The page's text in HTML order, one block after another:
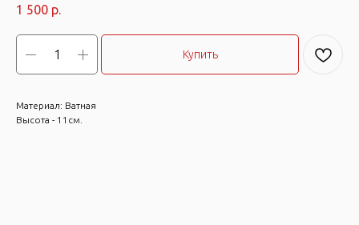
1 500 р.
Купить
Материал: Ватная
Высота - 11см.